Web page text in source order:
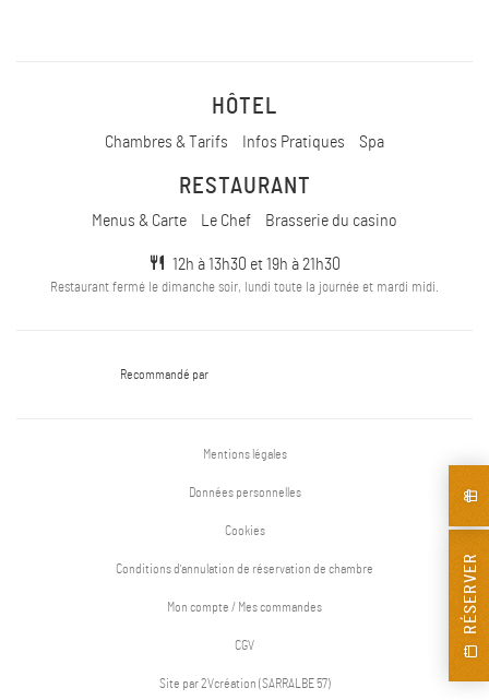
RÉSERVER
HÔTEL
Chambres & Tarifs Infos Pratiques Spa
RESTAURANT
Menus & Carte Le Chef Brasserie du casino
12h à 13h30 et 19h à 21h30
Restaurant fermé le dimanche soir, lundi toute la journée et mardi midi.
Recommandé par
Mentions légales
Données personnelles
Cookies
Conditions d'annulation de réservation de chambre
Mon compte / Mes commandes
CGV
Site par 2Vcréation (SARRALBE 57)